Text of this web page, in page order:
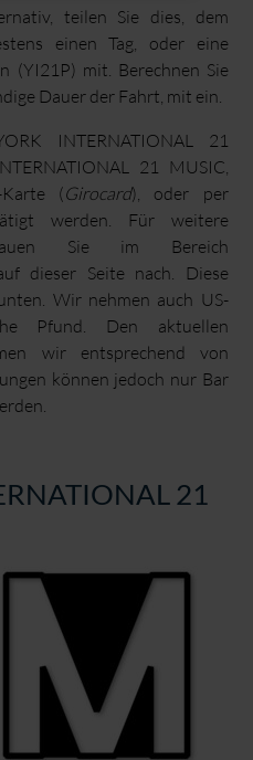
teilen Sie dies, dem
einen Tag, oder eine
(YI21P) mit. Berechnen Sie
Dauer der Fahrt, mit ein.
INTERNATIONAL 21
21 MUSIC,
(Girocard), oder per
werden. Für weitere
Sie im Bereich
dieser Seite nach. Diese
Wir nehmen auch US-
Pfund. Den aktuellen
wir entsprechend von
können jedoch nur Bar
21